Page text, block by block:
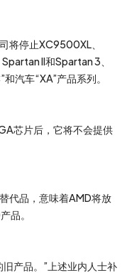
将停止XC9500XL、
II和Spartan 3、
汽车“XA”产品系列。
芯片后，它将不会提供
代品，意味着AMD将放
品。
产品。”上述业内人士补